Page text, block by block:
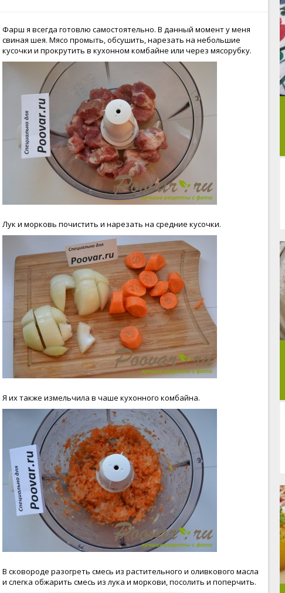
Фарш я всегда готовлю самостоятельно. В данный момент у меня
свиная шея. Мясо промыть, обсушить, нарезать на небольшие
кусочки и прокрутить в кухонном комбайне или через мясорубку.
Лук и морковь почистить и нарезать на средние кусочки.
Я их также измельчила в чаше кухонного комбайна.
В сковороде разогреть смесь из растительного и оливкового масла
и слегка обжарить смесь из лука и моркови, посолить и поперчить.